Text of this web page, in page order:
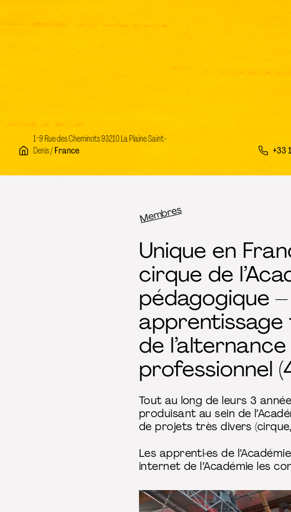
1-9 Rue des Cheminots 93210 La Plaine Saint-
Denis /France +33
Fil d’Ariane
Membres
Unique en
cirque de
pédagogique
apprentissage
de
professionnel
Tout au long de leurs 3
produisant au sein de
de projets très divers
Les apprenti·es de
internet de l’Académie les